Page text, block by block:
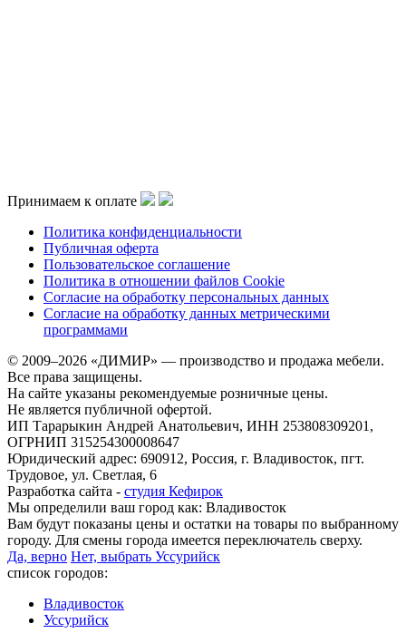
Принимаем к оплате
Политика конфиденциальности
Публичная оферта
Пользовательское соглашение
Политика в отношении файлов Cookie
Согласие на обработку персональных данных
Согласие на обработку данных метрическими
программами
© 2009–2026 «ДИМИР» — производство и продажа мебели.
Все права защищены.
На сайте указаны рекомендуемые розничные цены.
Не является публичной офертой.
ИП Тарарыкин Андрей Анатольевич, ИНН 253808309201,
ОГРНИП 315254300008647
Юридический адрес: 690912, Россия, г. Владивосток, пгт.
Трудовое, ул. Светлая, 6
Разработка сайта - студия Кефирок
Мы определили ваш город как: Владивосток
Вам будут показаны цены и остатки на товары по выбранному
городу. Для смены города имеется переключатель сверху.
Да, верно Нет, выбрать Уссурийск
список городов:
Владивосток
Уссурийск